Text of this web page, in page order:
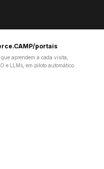
portais
aprendem a cada visita,
e LLMs, em piloto automático.